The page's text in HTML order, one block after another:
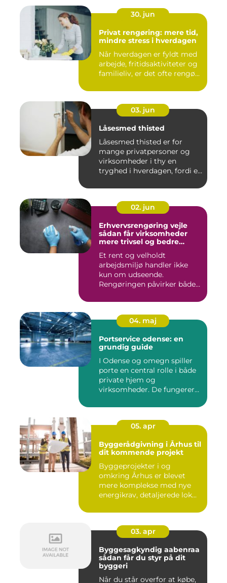
30. jun
Privat rengøring: mere tid,
mindre stress i hverdagen
Når hverdagen er fyldt med
arbejde, fritidsaktiviteter og
familieliv, er det ofte rengø...
03. jun
Låsesmed thisted
Låsesmed thisted er for
mange privatpersoner og
virksomheder i thy en
tryghed i hverdagen, fordi en
02. jun
Erhvervsrengøring vejle
sådan får virksomheder
mere trivsel og bedre
Et rent og velholdt
arbejdsmiljø handler ikke
kun om udseende.
Rengøringen påvirker både
04. maj
Portservice odense: en
grundig guide
I Odense og omegn spiller
porte en central rolle i både
private hjem og
virksomheder. De fungerer
05. apr
Byggerådgivning i Århus til
dit kommende projekt
Byggeprojekter i og
omkring Århus er blevet
mere komplekse med nye
energikrav, detaljerede lok...
03. apr
Byggesagkyndig aabenraa
sådan får du styr på dit
byggeri
Når du står overfor at købe,